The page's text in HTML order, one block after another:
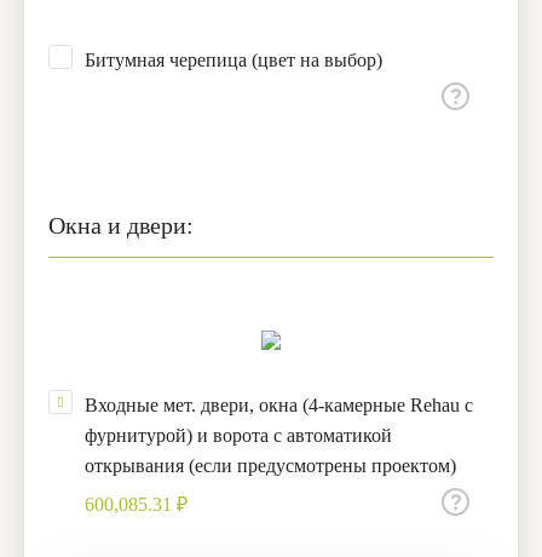
Битумная черепица (цвет на выбор)
Окна и двери:
Входные мет. двери, окна (4-камерные Rehau с
фурнитурой) и ворота с автоматикой
открывания (если предусмотрены проектом)
600,085.31 ₽